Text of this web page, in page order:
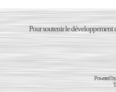
Pour soutenir le développement
Powered